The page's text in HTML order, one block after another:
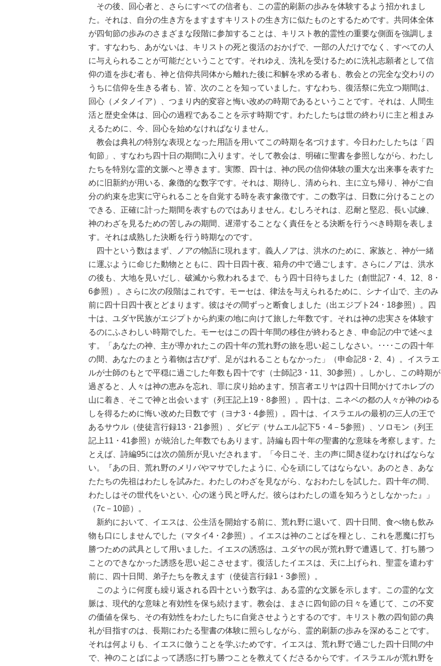
その後、回心者と、さらにすべての信者も、この霊的刷新の歩みを体験するよう招かれまし
た。それは、自分の生き方をますますキリストの生き方に似たものとするためです。共同体全体
が四旬節の歩みのさまざまな段階に参加することは、キリスト教的霊性の重要な側面を強調しま
す。すなわち、あがないは、キリストの死と復活のおかげで、一部の人だけでなく、すべての人
に与えられることが可能だということです。それゆえ、洗礼を受けるために洗礼志願者として信
仰の道を歩む者も、神と信仰共同体から離れた後に和解を求める者も、教会との完全な交わりの
うちに信仰を生きる者も、皆、次のことを知っていました。すなわち、復活祭に先立つ期間は、
回心（メタノイア）、つまり内的変容と悔い改めの時期であるということです。それは、人間生
活と歴史全体は、回心の過程であることを示す時期です。わたしたちは世の終わりに主と相まみ
えるために、今、回心を始めなければなりません。
教会は典礼の特別な表現となった用語を用いてこの時期を名づけます。今日わたしたちは「四
旬節」、すなわち四十日の期間に入ります。そして教会は、明確に聖書を参照しながら、わたし
たちを特別な霊的文脈へと導きます。実際、四十は、神の民の信仰体験の重大な出来事を表すた
めに旧新約が用いる、象徴的な数字です。それは、期待し、清められ、主に立ち帰り、神がご自
分の約束を忠実に守られることを自覚する時を表す象徴です。この数字は、日数に分けることの
できる、正確に計った期間を表すものではありません。むしろそれは、忍耐と堅忍、長い試練、
神のわざを見るための苦しみの期間、遅滞することなく責任をとる決断を行うべき時期を表しま
す。それは成熟した決断を行う時期なのです。
四十という数はまず、ノアの物語に現れます。義人ノアは、洪水のために、家族と、神が一緒
に運ぶように命じた動物とともに、四十日四十夜、箱舟の中で過ごします。さらにノアは、洪水
の後も、大地を見いだし、破滅から救われるまで、もう四十日待ちました（創世記7・4、12、8・
6参照）。さらに次の段階はこれです。モーセは、律法を与えられるために、シナイ山で、主のみ
前に四十日四十夜とどまります。彼はその間ずっと断食しました（出エジプト24・18参照）。四
十は、ユダヤ民族がエジプトから約束の地に向けて旅した年数です。それは神の忠実さを体験す
るのにふさわしい時期でした。モーセはこの四十年間の移住が終わるとき、申命記の中で述べま
す。「あなたの神、主が導かれたこの四十年の荒れ野の旅を思い起こしなさい。････この四十年
の間、あなたのまとう着物は古びず、足がはれることもなかった」（申命記8・2、4）。イスラエ
ルが士師のもとで平穏に過ごした年数も四十です（士師記3・11、30参照）。しかし、この時期が
過ぎると、人々は神の恵みを忘れ、罪に戻り始めます。預言者エリヤは四十日間かけてホレブの
山に着き、そこで神と出会います（列王記上19・8参照）。四十は、ニネベの都の人々が神のゆる
しを得るために悔い改めた日数です（ヨナ3・4参照）。四十は、イスラエルの最初の三人の王で
あるサウル（使徒言行録13・21参照）、ダビデ（サムエル記下5・4－5参照）、ソロモン（列王
記上11・41参照）が統治した年数でもあります。詩編も四十年の聖書的な意味を考察します。た
とえば、詩編95には次の箇所が見いだされます。「今日こそ、主の声に聞き従わなければならな
い。『あの日、荒れ野のメリバやマサでしたように、心を頑にしてはならない。あのとき、あな
たたちの先祖はわたしを試みた。わたしのわざを見ながら、なおわたしを試した。四十年の間、
わたしはその世代をいとい、心の迷う民と呼んだ。彼らはわたしの道を知ろうとしなかった』」
（7c－10節）。
新約において、イエスは、公生活を開始する前に、荒れ野に退いて、四十日間、食べ物も飲み
物も口にしませんでした（マタイ4・2参照）。イエスは神のことばを糧とし、これを悪魔に打ち
勝つための武具として用いました。イエスの誘惑は、ユダヤの民が荒れ野で遭遇して、打ち勝つ
ことのできなかった誘惑を思い起こさせます。復活したイエスは、天に上げられ、聖霊を遣わす
前に、四十日間、弟子たちを教えます（使徒言行録1・3参照）。
このように何度も繰り返される四十という数字は、ある霊的な文脈を示します。この霊的な文
脈は、現代的な意味と有効性を保ち続けます。教会は、まさに四旬節の日々を通じて、この不変
の価値を保ち、その有効性をわたしたちに自覚させようとするのです。キリスト教の四旬節の典
礼が目指すのは、長期にわたる聖書の体験に照らしながら、霊的刷新の歩みを深めることです。
それは何よりも、イエスに倣うことを学ぶためです。イエスは、荒れ野で過ごした四十日間の中
で、神のことばによって誘惑に打ち勝つことを教えてくださるからです。イスラエルが荒れ野を